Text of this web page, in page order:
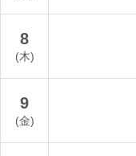
8
(木)
9
(金)